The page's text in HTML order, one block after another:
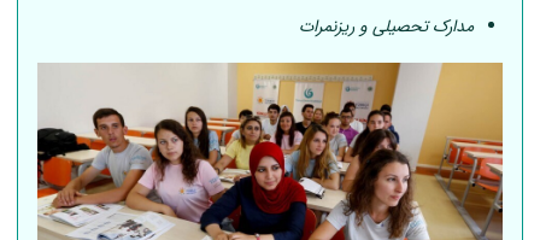
مدارک تحصیلی و ریزنمرات